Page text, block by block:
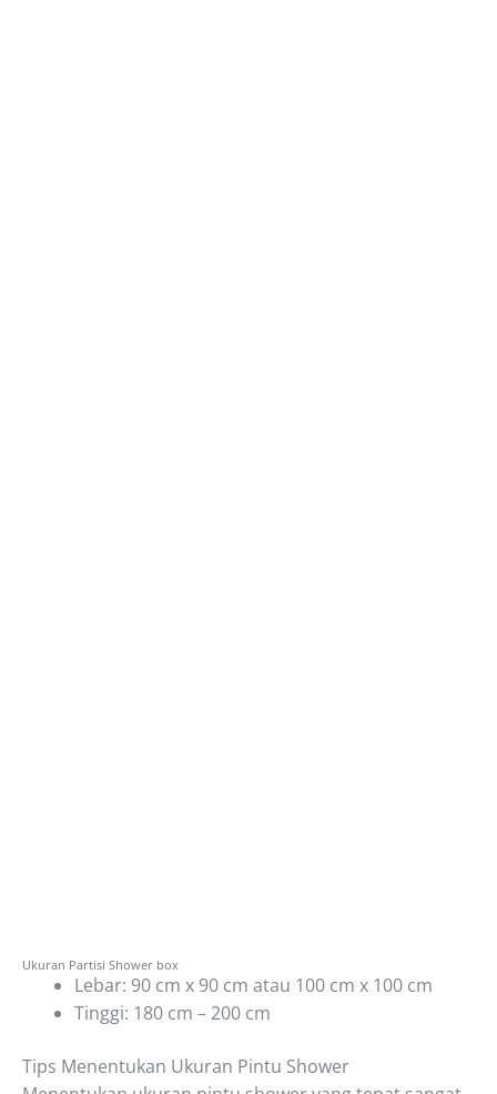
Ukuran Partisi Shower box
Lebar: 90 cm x 90 cm atau 100 cm x 100 cm
Tinggi: 180 cm – 200 cm
Tips Menentukan Ukuran Pintu Shower